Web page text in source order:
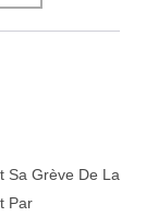
Sa Grève De La
Par